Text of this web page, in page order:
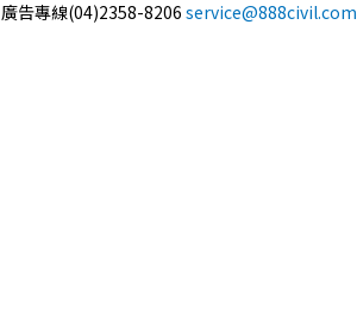
廣告專線(04)2358-8206 service@888civil.com